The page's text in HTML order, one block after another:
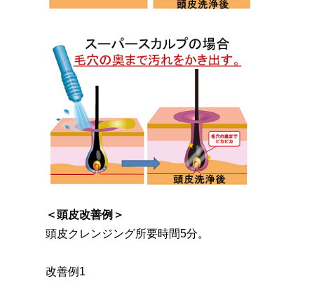
＜頭皮改善例＞
頭皮クレンジング所要時間5分。
改善例1